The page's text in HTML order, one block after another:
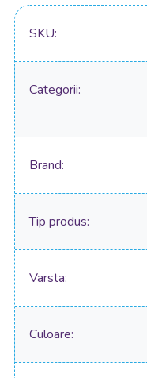
SKU
Categorii
Brand
Tip produs
Varsta
Culoare